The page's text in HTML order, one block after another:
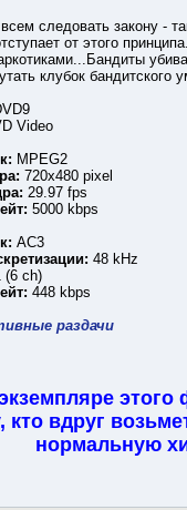
следовать закону -
от этого
клубок бандитского
Video
MPEG2
720x480 pixel
29.97 fps
5000 kbps
AC3
48 kHz
(6 ch)
448 kbps
раздачи
кто вдруг
нормальную